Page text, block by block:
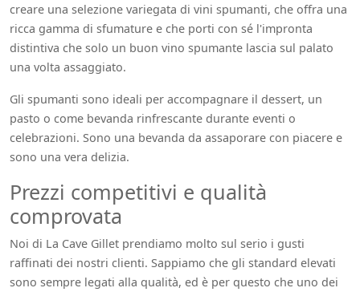
creare una selezione variegata di vini spumanti, che offra una
ricca gamma di sfumature e che porti con sé l'impronta
distintiva che solo un buon vino spumante lascia sul palato
una volta assaggiato.
Gli spumanti sono ideali per accompagnare il dessert, un
pasto o come bevanda rinfrescante durante eventi o
celebrazioni. Sono una bevanda da assaporare con piacere e
sono una vera delizia.
Prezzi competitivi e qualità
comprovata
Noi di La Cave Gillet prendiamo molto sul serio i gusti
raffinati dei nostri clienti. Sappiamo che gli standard elevati
sono sempre legati alla qualità, ed è per questo che uno dei